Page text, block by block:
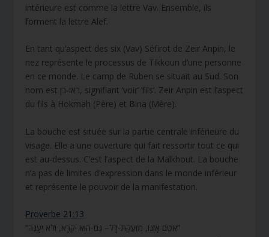
intérieure est comme la lettre Vav. Ensemble, ils
forment la lettre Alef.
En tant qu’aspect des six (Vav) Séfirot de Zeir Anpin, le
nez représente le processus de Tikkoun d’une personne
en ce monde. Le camp de Ruben se situait au Sud. Son
nom est ראו-בן, signifiant ‘voir’ ‘fils’. Zeir Anpin est l’aspect
du fils à Hokmah (Père) et Bina (Mère).
La bouche est située sur la partie centrale inférieure du
visage. Elle a une ouverture qui fait ressortir tout ce qui
est au-dessus. C’est l’aspect de la Malkhout. La bouche
n’a pas de limites d’expression dans le monde inférieur
et représente le pouvoir de la manifestation.
Proverbe 21:13
“אֹטֵם אָזְנוֹ, מִזַּעֲקַת-דָּל– גַּם-הוּא יִקְרָא, וְלֹא יֵעָנֶה”